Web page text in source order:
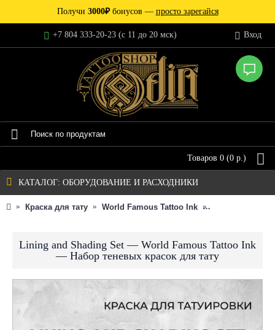
Получи 3000₽бонусов — просто зарегайся
+7 804 333-20-23 (c 11 до 20 мск) Вход
Товаров 0 (0 р.)
КАТАЛОГ: ОБОРУДОВАНИЕ И РАСХОДНИКИ
Краска для тату World Famous Tattoo Ink
Lining and Shading Set — World Famous Tattoo Ink
— Набор теневых красок для тату